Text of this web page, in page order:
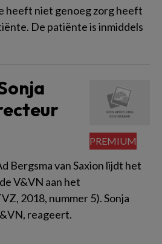
heeft niet genoeg zorg heeft
De patiënte is inmiddels
Bergsma van Saxion lijdt het
V&VN aan het
2018, nummer 5). Sonja
reageert.